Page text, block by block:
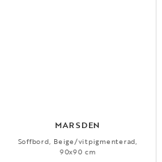
MARSDEN
Soffbord, Beige/vitpigmenterad,
90x90 cm